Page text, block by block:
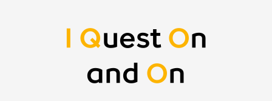
I Quest On
and On